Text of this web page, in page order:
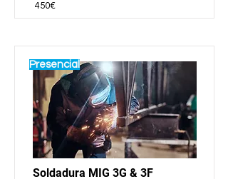
450€
Presencial
Soldadura MIG 3G & 3F